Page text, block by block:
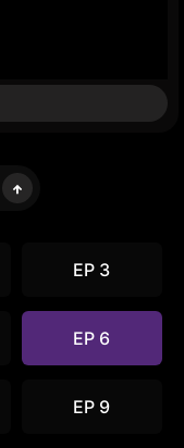
EP 3
EP 6
EP 9